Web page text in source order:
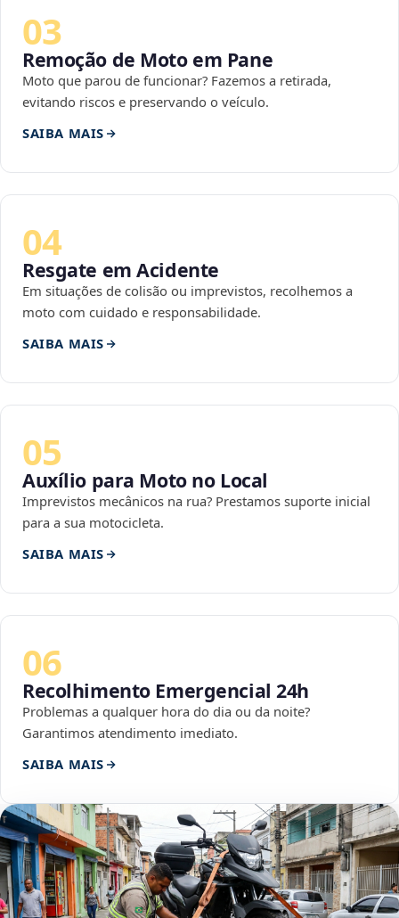
03
Remoção de Moto em Pane
Moto que parou de funcionar? Fazemos a retirada,
evitando riscos e preservando o veículo.
SAIBA MAIS
04
Resgate em Acidente
Em situações de colisão ou imprevistos, recolhemos a
moto com cuidado e responsabilidade.
SAIBA MAIS
05
Auxílio para Moto no Local
Imprevistos mecânicos na rua? Prestamos suporte inicial
para a sua motocicleta.
SAIBA MAIS
06
Recolhimento Emergencial 24h
Problemas a qualquer hora do dia ou da noite?
Garantimos atendimento imediato.
SAIBA MAIS